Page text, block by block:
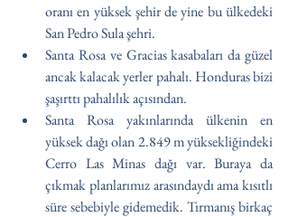
oranı en yüksek şehir de yine bu ülkedeki
San Pedro Sula şehri.
Santa Rosa ve Gracias kasabaları da güzel
ancak kalacak yerler pahalı. Honduras bizi
şaşırttı pahalılık açısından.
Santa Rosa yakınlarında ülkenin en
yüksek dağı olan 2.849 m yüksekliğindeki
Cerro Las Minas dağı var. Buraya da
çıkmak planlarımız arasındaydı ama kısıtlı
süre sebebiyle gidemedik. Tırmanış birkaç